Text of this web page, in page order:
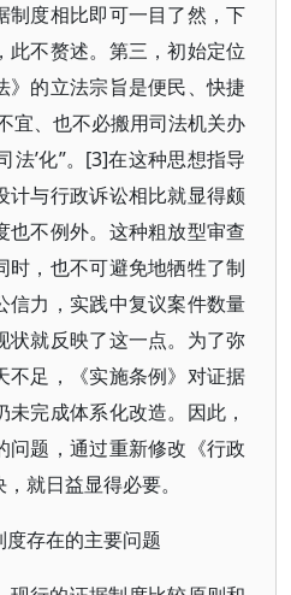
制度相比即可一目了然，下
此不赘述。第三，初始定位
》的立法宗旨是便民、快捷
宜、也不必搬用司法机关办
法’化”。[3]在这种思想指导
计与行政诉讼相比就显得颇
也不例外。这种粗放型审查
时，也不可避免地牺牲了制
信力，实践中复议案件数量
状就反映了这一点。为了弥
不足，《实施条例》对证据
完成体系化改造。因此，
问题，通过重新修改《行政
就日益显得必要。
存在的主要问题